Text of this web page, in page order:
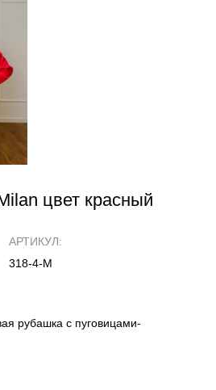
цвет красный
АРТИКУЛ:
318-4-M
рубашка с пуговицами-